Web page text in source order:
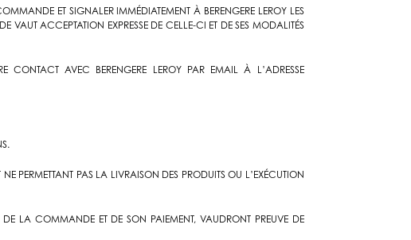
ET SIGNALER IMMÉDIATEMENT À BERENGERE LEROY LES
ACCEPTATION EXPRESSE DE CELLE-CI ET DE SES MODALITÉS
AVEC BERENGERE LEROY PAR EMAIL À L’ADRESSE
PERMETTANT PAS LA LIVRAISON DES PRODUITS OU L’EXÉCUTION
LA COMMANDE ET DE SON PAIEMENT, VAUDRONT PREUVE DE